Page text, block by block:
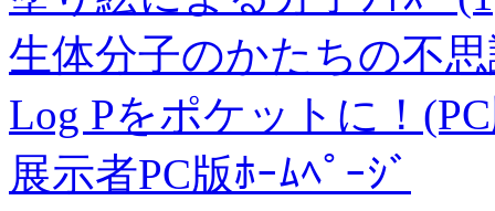
生体分子のかたちの不思
Log Pをポケットに！
展示者PC版ﾎｰﾑﾍﾟｰｼﾞ